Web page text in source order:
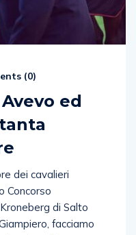
(0)
ed
dei cavalieri
Concorso
di Salto
facciamo